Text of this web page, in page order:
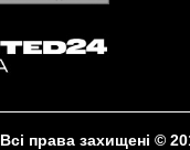
Всі права захищені ©